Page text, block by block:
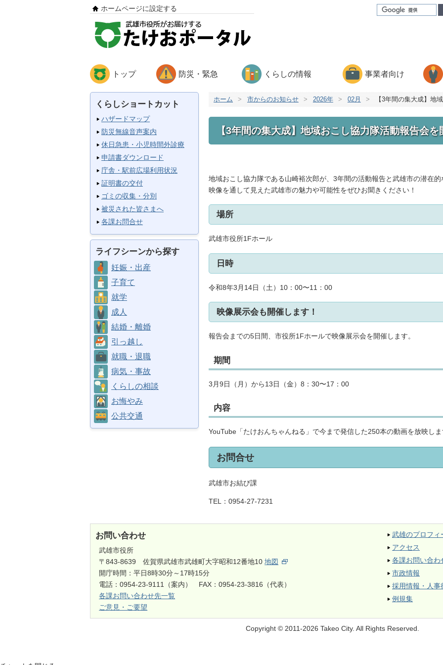
ホームページに設定する
トップ 防災・緊急 くらしの情報 事業者向け
くらしショートカット
ハザードマップ
防災無線音声案内
休日急患・小児時間外診療
申請書ダウンロード
庁舎・駅前広場利用状況
証明書の交付
ゴミの収集・分別
被災された皆さまへ
各課お問合せ
ライフシーンから探す
妊娠・出産
子育て
就学
成人
結婚・離婚
引っ越し
就職・退職
病気・事故
くらしの相談
お悔やみ
公共交通
ホーム > 市からのお知らせ > 2026年 > 02月 > 【3年間の集大成】地
【3年間の集大成】地域おこし協力隊活動報告会
地域おこし協力隊である山崎裕次郎が、3年間の活動報告と武雄市の潜在
映像を通して見えた武雄市の魅力や可能性をぜひお聞きください！
場所
武雄市役所1Fホール
日時
令和8年3月14日（土）10：00〜11：00
映像展示会も開催します！
報告会までの5日間、市役所1Fホールで映像展示会を開催します。
期間
3月9日（月）から13日（金）8：30〜17：00
内容
YouTube「たけおんちゃんねる」で今まで発信した250本の動画を放映し
お問合せ
武雄市お結び課
TEL： 0954-27-7231
お問い合わせ
武雄市役所
〒843-8639 佐賀県武雄市武雄町大字昭和12番地10地図
開庁時間：平日8時30分～17時15分
電話：0954-23-9111（案内） FAX：0954-23-3816（代表）
各課お問い合わせ先一覧
ご意見・ご要望
武雄のプロフィ
アクセス
各課お問い合わ
市政情報
採用情報・人事
例規集
Copyright © 2011-2026 Takeo City. All Rights Reserved.